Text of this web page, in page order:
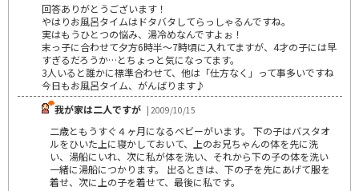
回答ありがとうございます！
やはりお風呂タイムはドタバタしてらっしゃるんですね。
実はもうひとつの悩み、湯冷めなんですよぉ！
末っ子に合わせて夕方6時半～7時頃に入れてますが、4才の子には早
すぎるだろうか…とちょっと気になってます。
3人いると誰かに標準合わせて、他は「仕方なく」って事多いですね
今日もお風呂タイム、がんばります♪
我が家は二人ですが | 2009/10/15
二歳ともうすぐ４ヶ月になるベビーがいます。 下の子はバスタオ
ルをひいた上に寝かしておいて、上のお兄ちゃんの体を先に洗
い、湯船にいれ、次に私が体を洗い、それから下の子の体を洗い
一緒に湯船につかります。 出るときは、下の子を先にあげて服を
着せ、次に上の子を着せて、最後に私です。